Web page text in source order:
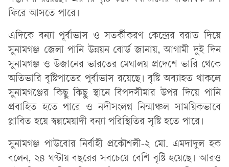
ফিরে আসতে পারে।
এদিকে বন্যা পূর্বাভাস ও সতর্কীকরণ কেন্দ্রের বরাত দিয়ে
সুনামগঞ্জ জেলা পানি উন্নয়ন বোর্ড জানায়, আগামী দুই দিন
সুনামগঞ্জ ও উজানের ভারতের মেঘালয় প্রদেশে ভারি থেকে
অতিভারি বৃষ্টিপাতের পূর্বাভাস রয়েছে। বৃষ্টি অব্যাহত থাকলে
সুনামগঞ্জের কিছু কিছু স্থানে বিপদসীমার উপর দিয়ে পানি
প্রবাহিত হতে পারে ও নদীসংলগ্ন নিন্মাঞ্চল সাময়িকভাবে
প্লাবিত হয়ে স্বল্পমেয়াদী বন্যা পরিস্থিতির সৃষ্টি হতে পারে।
সুনামগঞ্জ পাউবোর নির্বাহী প্রকৌশলী-২ মো. এমদাদুল হক
বলেন, ২৪ ঘণ্টায় বছরের সবচেয়ে বেশি বৃষ্টি হয়েছে। আরও